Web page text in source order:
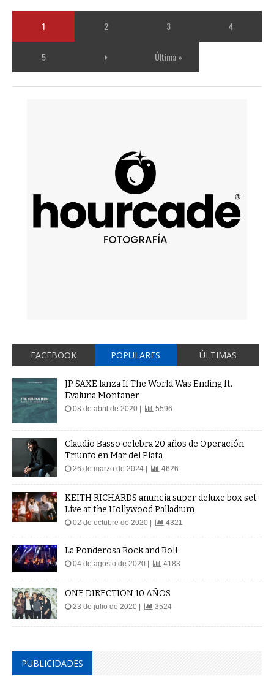
1 2 3 4
5 Última »
FACEBOOK POPULARES ÚLTIMAS
JP SAXE lanza If The World Was Ending ft.
Evaluna Montaner
08 de abril de 2020 | 5596
Claudio Basso celebra 20 años de Operación
Triunfo en Mar del Plata
26 de marzo de 2024 | 4626
KEITH RICHARDS anuncia super deluxe box set
Live at the Hollywood Palladium
02 de octubre de 2020 | 4321
La Ponderosa Rock and Roll
04 de agosto de 2020 | 4183
ONE DIRECTION 10 AÑOS
23 de julio de 2020 | 3524
PUBLICIDADES